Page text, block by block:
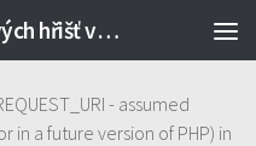
Golfová hřiště - mapa golfových hřišť v ČR
- assumed
in a future version of PHP) in